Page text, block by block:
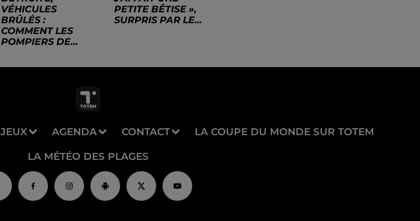
VÉHICULES
BRÛLÉS :
COMMENT LES
POMPIERS DE...
PETITE BÊTISE »,
SURPRIS PAR LE...
JEUX AGENDA CONTACT LA COUPE DU MONDE SUR TOTEM
LA MÉTÉO DES PLAGES